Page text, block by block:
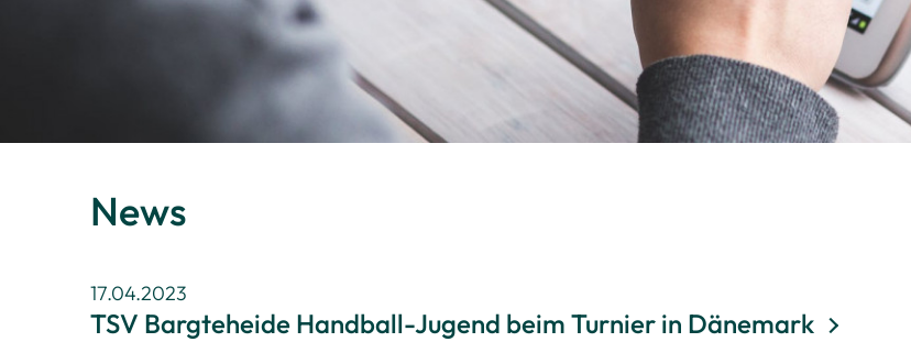
News
17.04.2023
TSV Bargteheide Handball-Jugend beim Turnier in Dänemark